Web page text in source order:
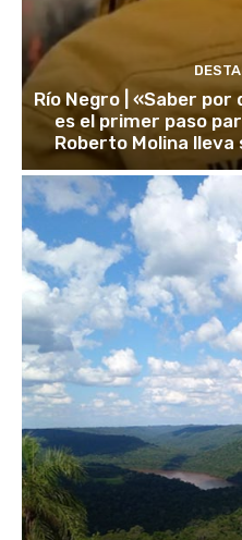
Río Negro | «Saber
es el primer paso
Roberto Molina lleva